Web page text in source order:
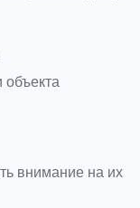
объекта
внимание на их